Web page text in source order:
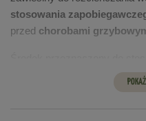
stosowania
przed chorobami